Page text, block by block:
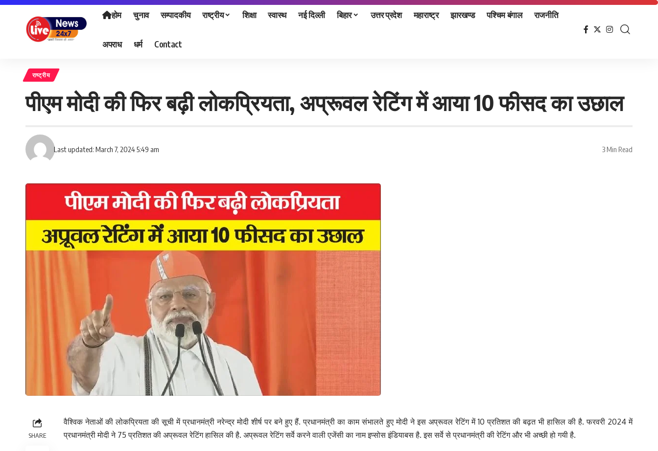
होम चुनाव सम्पादकीय राष्ट्रीय शिक्षा स्वास्थ नई दिल्ली बिहार उत्तर प्रदेश महाराष्ट्र झारखण्ड पश्चिम बंगाल राजनीति
अपराध धर्म Contact
राष्ट्रीय
पीएम मोदी की फिर बढ़ी लोकप्रियता, अप्रूवल रेटिंग में आया 10 फीसद का उछाल
Last updated: March 7, 2024 5:49 am 3 Min Read
SHARE
वैश्विक नेताओं की लोकप्रियता की सूची में प्रधानमंत्री नरेन्द्र मोदी शीर्ष पर बने हुए हैं. प्रधानमंत्री का काम संभालते हुए मोदी ने इस अप्रूवल रेटिंग में 10 प्रतिशत की बढ़त भी हासिल की है. फरवरी 2024 में
प्रधानमंत्री मोदी ने 75 प्रतिशत की अप्रूवल रेटिंग हासिल की है. अप्रूवल रेटिंग सर्वे करने वाली एजेंसी का नाम इप्सोस इंडियाबस है. इस सर्वे से प्रधानमंत्री की रेटिंग और भी अच्छी हो गयी है.